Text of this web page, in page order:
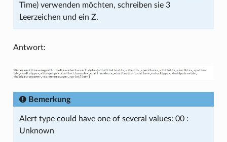
Time) verwenden möchten, schreiben sie 3
Leerzeichen und ein Z.
Antwort:
Bemerkung
Alert type could have one of several values: 00 :
Unknown